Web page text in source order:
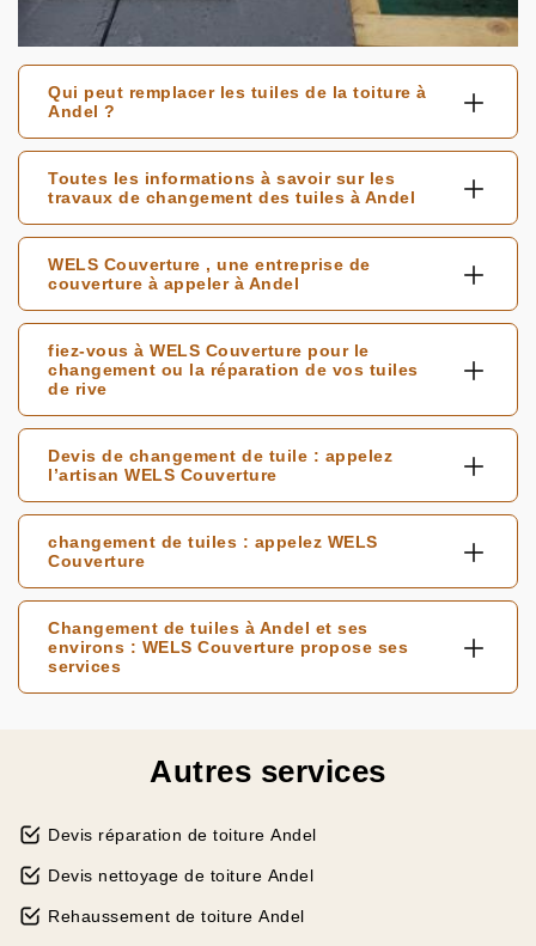
Qui peut remplacer les tuiles de la toiture à
Andel ?
Toutes les informations à savoir sur les
travaux de changement des tuiles à Andel
WELS Couverture , une entreprise de
couverture à appeler à Andel
fiez-vous à WELS Couverture pour le
changement ou la réparation de vos tuiles
de rive
Devis de changement de tuile : appelez
l’artisan WELS Couverture
changement de tuiles : appelez WELS
Couverture
Changement de tuiles à Andel et ses
environs : WELS Couverture propose ses
services
Autres services
Devis réparation de toiture Andel
Devis nettoyage de toiture Andel
Rehaussement de toiture Andel